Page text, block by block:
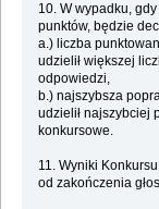
10. W wypadku,
punktów, będzie
a.) liczba
udzielił większej
odpowiedzi,
b.) najszybsza
udzielił najszybciej
konkursowe.
11. Wyniki
od zakończenia